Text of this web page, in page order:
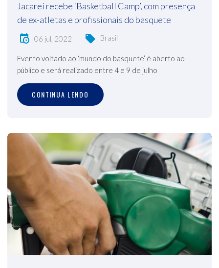
Jacareí recebe ‘Basketball Camp’, com presença
de ex-atletas e profissionais do basquete
06 jul, 2022 Brasil
Evento voltado ao ‘mundo do basquete’ é aberto ao
público e será realizado entre 4 e 9 de julho
CONTINUA LENDO